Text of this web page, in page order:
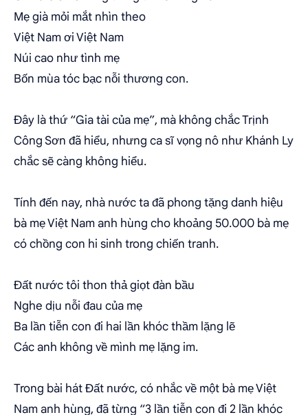
Mẹ già mỏi mắt nhìn theo
Việt Nam ơi Việt Nam
Núi cao như tình mẹ
Bốn mùa tóc bạc nỗi thương con.
Đây là thứ “Gia tài của mẹ”, mà không chắc Trịnh
Công Sơn đã hiểu, nhưng ca sĩ vọng nô như Khánh Ly
chắc sẽ càng không hiểu.
Tính đến nay, nhà nước ta đã phong tặng danh hiệu
bà mẹ Việt Nam anh hùng cho khoảng 50.000 bà mẹ
có chồng con hi sinh trong chiến tranh.
Đất nước tôi thon thả giọt đàn bầu
Nghe dịu nỗi đau của mẹ
Ba lần tiễn con đi hai lần khóc thầm lặng lẽ
Các anh không về mình mẹ lặng im.
Trong bài hát Đất nước, có nhắc về một bà mẹ Việt
Nam anh hùng, đã từng “3 lần tiễn con đi 2 lần khóc